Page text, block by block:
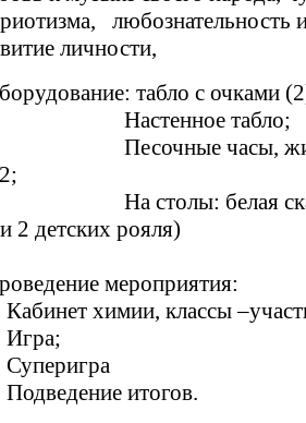
любознательность
личности,
табло с очками
табло;
часы,
столы: белая
2
мероприятия:
Кабинет химии, классы
Игра;
Суперигра
Подведение итогов.